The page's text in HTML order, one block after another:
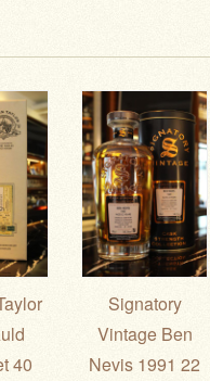
40
Signatory
Vintage Ben
Nevis 1991 22